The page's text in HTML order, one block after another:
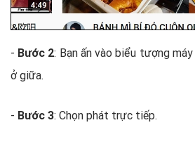
- Bước 2: Bạn ấn vào biểu tượng
ở giữa.
- Bước 3: Chọn phát trực tiếp.